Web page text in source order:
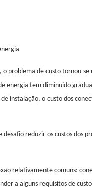
problema de custo tornou-
energia tem diminuído
instalação, o custo dos
reduzir os custos dos
relativamente comuns:
a alguns requisitos de